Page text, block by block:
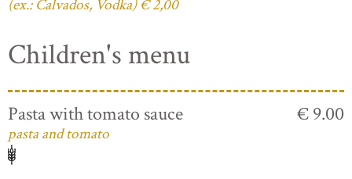
(ex.: Calvados, Vodka) € 2,00
Children's menu
Pasta with tomato sauce
pasta and tomato
€ 9.00